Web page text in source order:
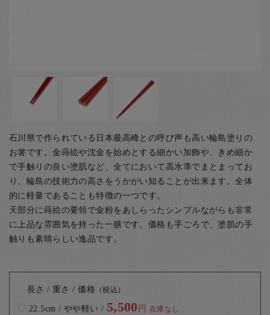
石川県で作られている日本最高峰との呼び声も高い輪島塗りの
お箸です。金蒔絵や沈金を始めとする細かい加飾や、きめ細か
で手触りの良い塗肌など、全てにおいて高水準でまとまってお
り、輪島の技術力の高さをうかがい知ることが出来ます。全体
的に軽量であることも特徴の一つです。
天部分に蒔絵の要領で金粉をあしらったシンプルながらも非常
に上品な雰囲気を持った一膳です。価格も手ごろで、塗肌の手
触りも素晴らしい逸品です。
長さ / 重さ / 価格 （税込）
22.5cm / やや軽い / 5,500 円 在庫なし